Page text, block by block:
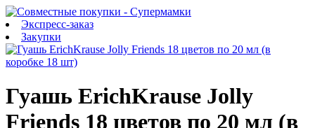
Экспресс-заказ
Закупки
Гуашь ErichKrause Jolly
Friends 18 цветов по 20 мл (в